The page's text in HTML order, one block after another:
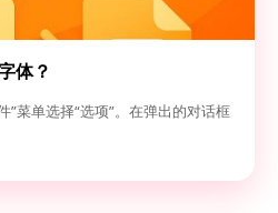
体？
”菜单选择“选项”。在弹出的对话框